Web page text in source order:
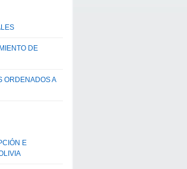
DE
ORDENADOS A
E